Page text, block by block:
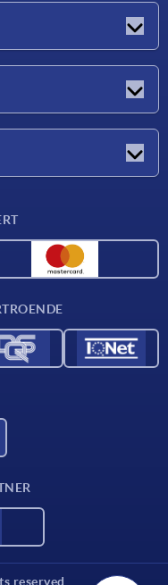
reserved